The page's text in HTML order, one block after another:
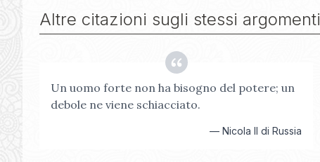
Altre citazioni sugli stessi argomenti
Un uomo forte non ha bisogno del potere; un
debole ne viene schiacciato.
—Nicola II di Russia